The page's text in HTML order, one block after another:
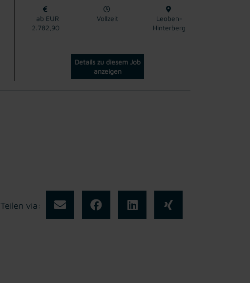
ab EUR
2.782,90
Vollzeit
Leoben-
Hinterberg
Details zu diesem Job
anzeigen
Teilen via: